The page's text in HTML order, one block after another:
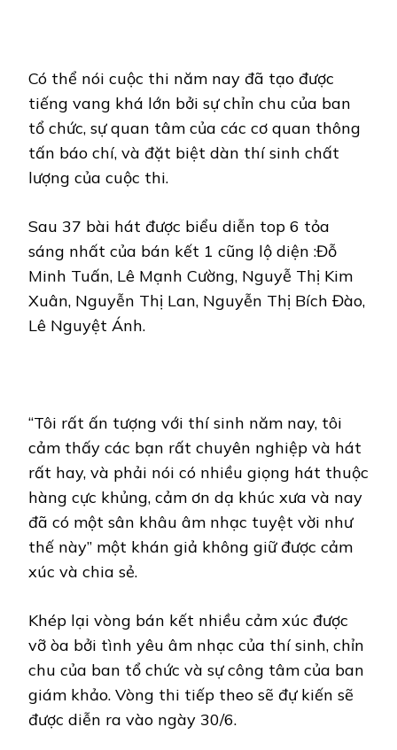
Có thể nói cuộc thi năm nay đã tạo được
tiếng vang khá lớn bởi sự chỉn chu của ban
tổ chức, sự quan tâm của các cơ quan thông
tấn báo chí, và đặt biệt dàn thí sinh chất
lượng của cuộc thi.
Sau 37 bài hát được biểu diễn top 6 tỏa
sáng nhất của bán kết 1 cũng lộ diện :Đỗ
Minh Tuấn, Lê Mạnh Cường, Nguyễ Thị Kim
Xuân, Nguyễn Thị Lan, Nguyễn Thị Bích Đào,
Lê Nguyệt Ánh.
“Tôi rất ấn tượng với thí sinh năm nay, tôi
cảm thấy các bạn rất chuyên nghiệp và hát
rất hay, và phải nói có nhiều giọng hát thuộc
hàng cực khủng, cảm ơn dạ khúc xưa và nay
đã có một sân khâu âm nhạc tuyệt vời như
thế này” một khán giả không giữ được cảm
xúc và chia sẻ.
Khép lại vòng bán kết nhiều cảm xúc được
vỡ òa bởi tình yêu âm nhạc của thí sinh, chỉn
chu của ban tổ chức và sự công tâm của ban
giám khảo. Vòng thi tiếp theo sẽ đự kiến sẽ
được diễn ra vào ngày 30/6.